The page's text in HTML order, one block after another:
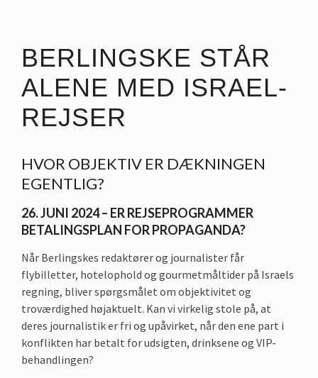
BERLINGSKE STÅR
ALENE MED ISRAEL-
REJSER
HVOR OBJEKTIV ER DÆKNINGEN
EGENTLIG?
26. JUNI 2024 – ER REJSEPROGRAMMER
BETALINGSPLAN FOR PROPAGANDA?
Når Berlingskes redaktører og journalister får
flybilletter, hotelophold og gourmetmåltider på Israels
regning, bliver spørgsmålet om objektivitet og
troværdighed højaktuelt. Kan vi virkelig stole på, at
deres journalistik er fri og upåvirket, når den ene part i
konflikten har betalt for udsigten, drinksene og VIP-
behandlingen?